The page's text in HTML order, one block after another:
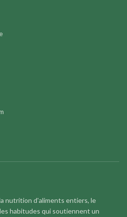
nutrition d'aliments entiers, le
habitudes qui soutiennent un